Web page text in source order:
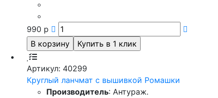
990 р
Артикул: 40299
Круглый ланчмат с вышивкой Ромашки
Производитель: Антураж.